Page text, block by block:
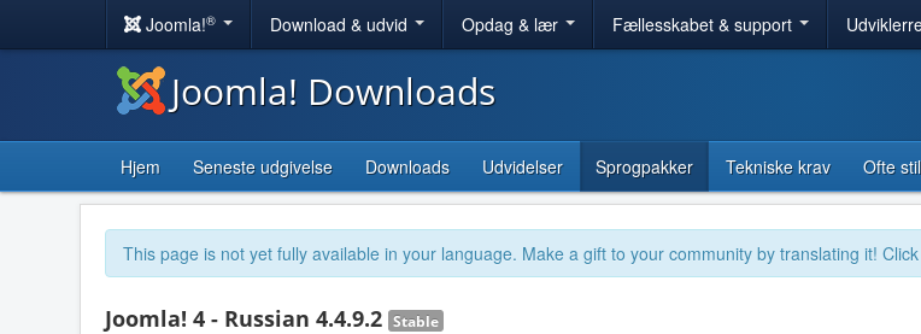
Joomla!® Download & udvid Opdag & lær Fællesskabet & support
Joomla! Downloads
Hjem Seneste udgivelse Downloads Udvidelser Sprogpakker Tekniske krav Ofte
This page is not yet fully available in your language. Make a gift to your community by translating it! Click
Joomla! 4 - Russian 4.4.9.2 Stable